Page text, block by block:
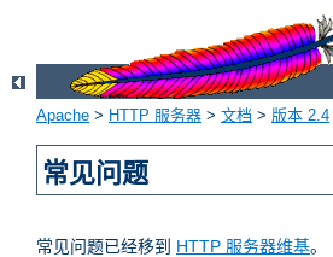
Apache > HTTP 服务器 > 文档 > 版本 2.4
常见问题
常见问题已经移到 HTTP 服务器维基。